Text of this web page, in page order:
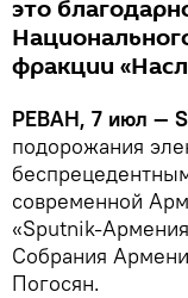
это
фракции
РЕВАН, 7 июл —
подорожания
современной
«Sputnik-
Собрания
Погосян.